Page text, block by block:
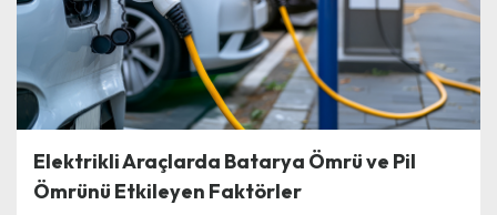
Elektrikli Araçlarda Batarya Ömrü ve Pil
Ömrünü Etkileyen Faktörler